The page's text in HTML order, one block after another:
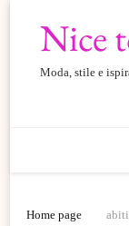
Nice
Moda, stile e
Home page